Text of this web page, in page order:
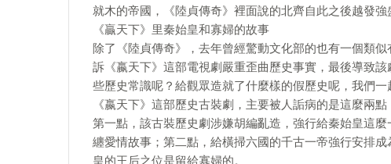
就木的帝國，《陸貞傳奇》裡面說的北齊自此之後越發強
《贏天下》里秦始皇和寡婦的故事
除了《陸貞傳奇》，去年曾經驚動文化部的也有一個類
訴《嬴天下》這部電視劇嚴重歪曲歷史事實，最後導致
些歷史常識呢？給觀眾造就了什麼樣的假歷史呢，我們一
《嬴天下》這部歷史古裝劇，主要被人詬病的是這麼兩點
第一點，該古裝歷史劇涉嫌胡編亂造，強行給秦始皇這
纏愛情故事；第二點，給橫掃六國的千古一帝強行安排
皇的王后之位是留給寡婦的。